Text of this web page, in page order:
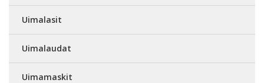
Uimalasit
Uimalaudat
Uimamaskit